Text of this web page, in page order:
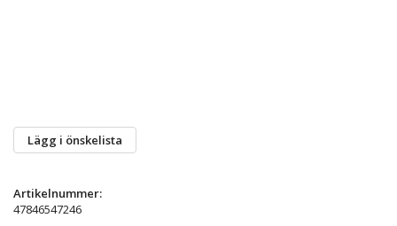
Lägg i önskelista
Artikelnummer:
47846547246